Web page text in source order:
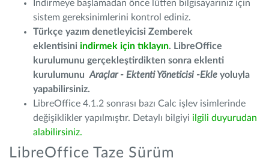
İndirmeye başlamadan önce lütfen bilgisayarınız için
sistem gereksinimlerini kontrol ediniz.
Türkçe yazım denetleyicisi Zemberek
eklentisini indirmek için tıklayın. LibreOffice
kurulumunu gerçekleştirdikten sonra eklenti
kurulumunu Araçlar - Ektenti Yöneticisi -Ekle yoluyla
yapabilirsiniz.
LibreOffice 4.1.2 sonrası bazı Calc işlev isimlerinde
değişiklikler yapılmıştır. Detaylı bilgiyi ilgili duyurudan
alabilirsiniz.
LibreOffice Taze Sürüm